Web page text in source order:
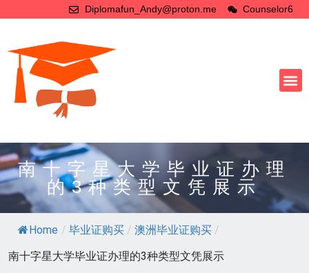
Diplomafun_Andy@proton.me Counselor6
南十字星大学毕业证办理
的3种类型文凭展示
Home / 毕业证购买 / 澳洲毕业证购买 /
南十字星大学毕业证办理的3种类型文凭展示